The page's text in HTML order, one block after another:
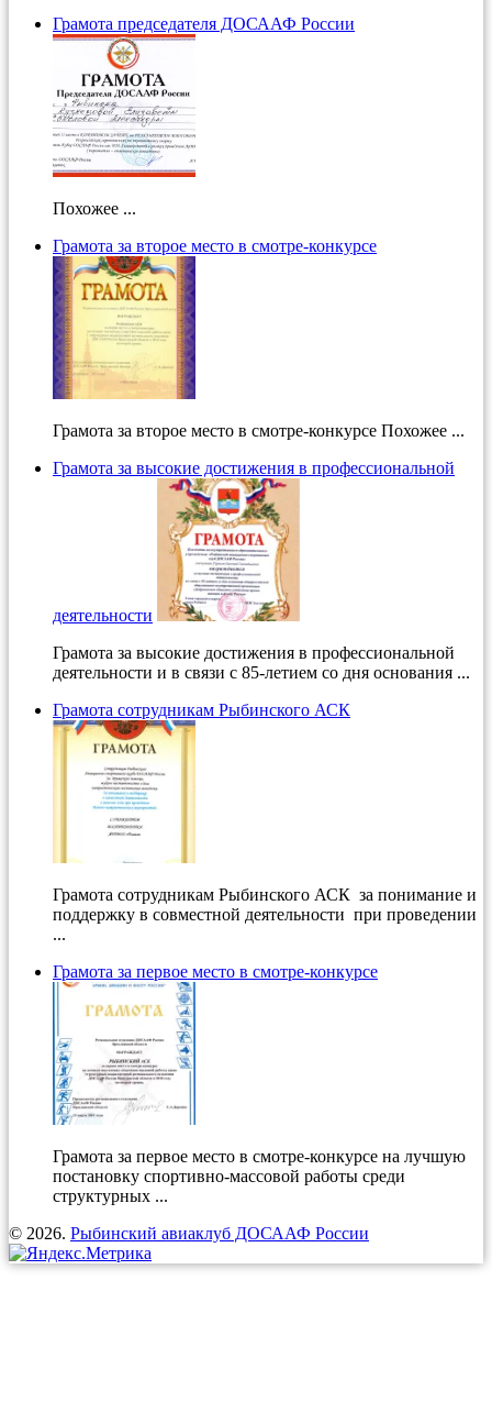
Грамота председателя ДОСААФ России
Похожее ...
Грамота за второе место в смотре-конкурсе
Грамота за второе место в смотре-конкурсе Похожее ...
Грамота за высокие достижения в профессиональной
деятельности
Грамота за высокие достижения в профессиональной
деятельности и в связи с 85-летием со дня основания ...
Грамота сотрудникам Рыбинского АСК
Грамота сотрудникам Рыбинского АСК за понимание и
поддержку в совместной деятельности при проведении
...
Грамота за первое место в смотре-конкурсе
Грамота за первое место в смотре-конкурсе на лучшую
постановку спортивно-массовой работы среди
структурных ...
© 2026. Рыбинский авиаклуб ДОСААФ России